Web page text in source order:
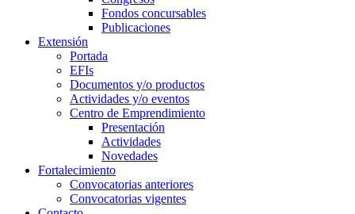
Fondos concursables
Publicaciones
Extensión
Portada
EFIs
Documentos y/o productos
Actividades y/o eventos
Centro de Emprendimiento
Presentación
Actividades
Novedades
Fortalecimiento
Convocatorias anteriores
Convocatorias vigentes